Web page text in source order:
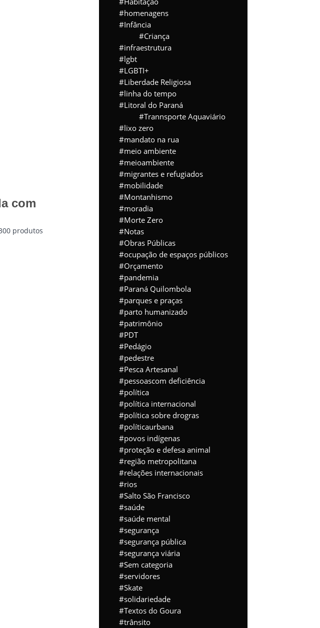
com
produtos
homenagens
Infância
Criança
infraestrutura
lgbt
LGBTI+
Liberdade Religiosa
linha do tempo
Litoral do Paraná
Trannsporte Aquaviário
lixo zero
mandato na rua
meio ambiente
meioambiente
migrantes e refugiados
mobilidade
Montanhismo
moradia
Morte Zero
Notas
Obras Públicas
ocupação de espaços públicos
Orçamento
pandemia
Paraná Quilombola
parques e praças
parto humanizado
patrimônio
PDT
Pedágio
pedestre
Pesca Artesanal
pessoascom deficiência
política
política internacional
política sobre drogras
políticaurbana
povos indígenas
proteção e defesa animal
região metropolitana
relações internacionais
rios
Salto São Francisco
saúde
saúde mental
segurança
segurança pública
segurança viária
Sem categoria
servidores
Skate
solidariedade
Textos do Goura
trânsito